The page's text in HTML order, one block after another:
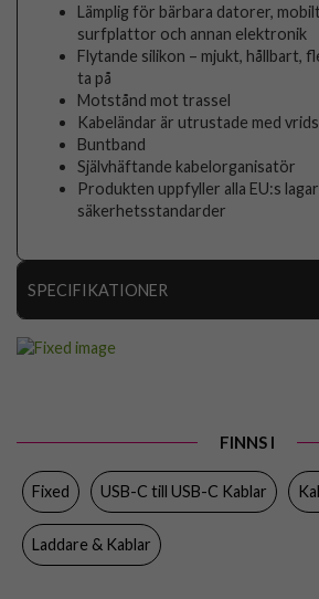
Lämplig för bärbara datorer,
surfplattor och annan elektronik
Flytande silikon – mjukt, hållbart,
ta på
Motstånd mot trassel
Kabeländar är utrustade med
Buntband
Självhäftande kabelorganisatör
Produkten uppfyller alla EU:s
säkerhetsstandarder
SPECIFIKATIONER
Material
Tillverkarens art nr
FINNS I
Fixed USB-C till USB-C Kablar
Laddare & Kablar